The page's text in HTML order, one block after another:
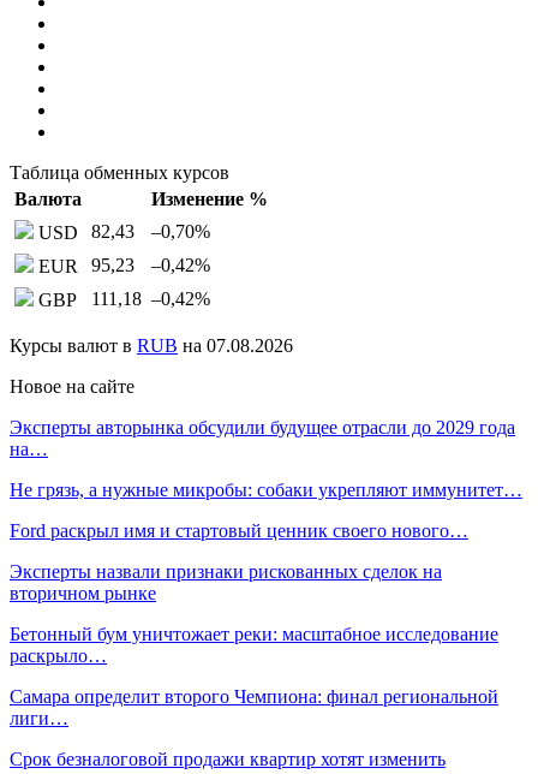
Таблица обменных курсов
Валюта
Изменение %
USD
82,43 –0,70%
EUR
95,23 –0,42%
GBP
111,18 –0,42%
Курсы валют в RUB на 07.08.2026
Новое на сайте
Эксперты авторынка обсудили будущее отрасли до 2029 года
на…
Не грязь, а нужные микробы: собаки укрепляют иммунитет…
Ford раскрыл имя и стартовый ценник своего нового…
Эксперты назвали признаки рискованных сделок на
вторичном рынке
Бетонный бум уничтожает реки: масштабное исследование
раскрыло…
Самара определит второго Чемпиона: финал региональной
лиги…
Срок безналоговой продажи квартир хотят изменить